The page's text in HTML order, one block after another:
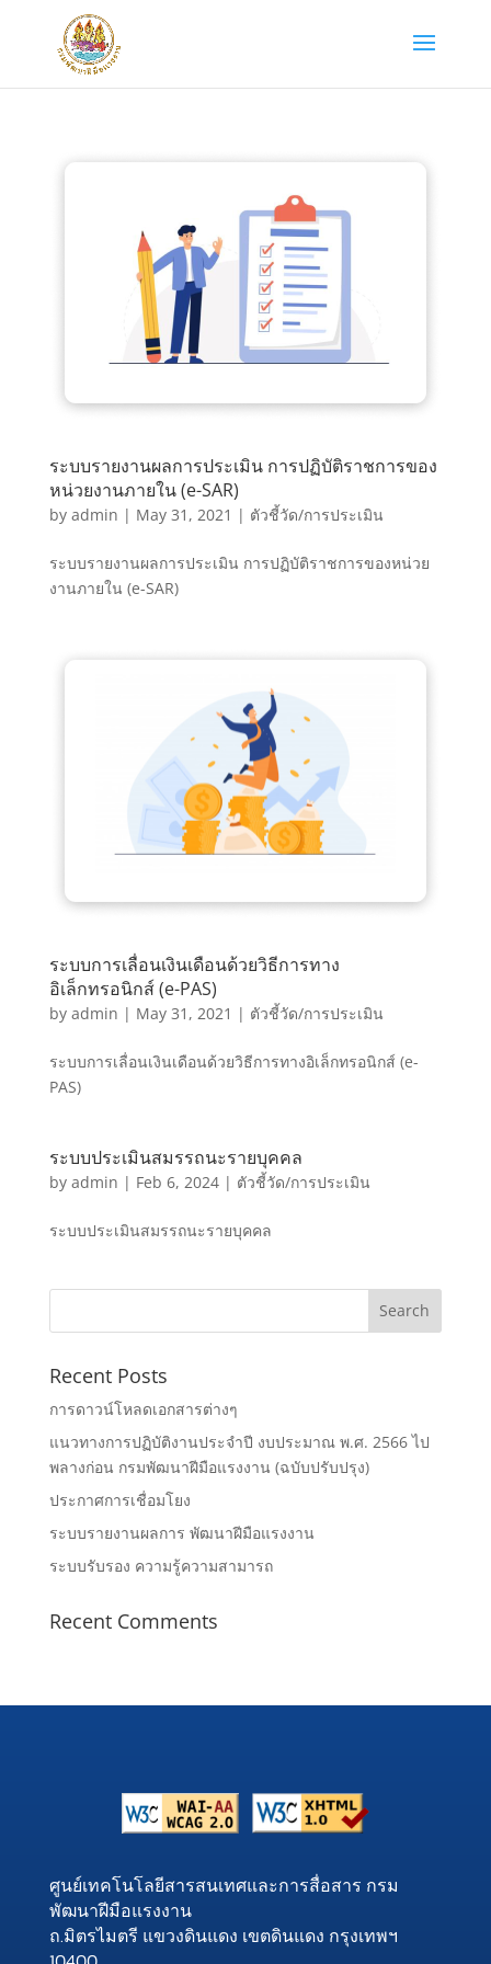
ระบบรายงานผลการประเมิน การปฏิบัติราชการของ
หน่วยงานภายใน (e-SAR)
by admin | May 31, 2021 | ตัวชี้วัด/การประเมิน
ระบบรายงานผลการประเมิน การปฏิบัติราชการของหน่วย
งานภายใน (e-SAR)
ระบบการเลื่อนเงินเดือนด้วยวิธีการทาง
อิเล็กทรอนิกส์ (e-PAS)
by admin | May 31, 2021 | ตัวชี้วัด/การประเมิน
ระบบการเลื่อนเงินเดือนด้วยวิธีการทางอิเล็กทรอนิกส์ (e-
PAS)
ระบบประเมินสมรรถนะรายบุคคล
by admin | Feb 6, 2024| ตัวชี้วัด/การประเมิน
ระบบประเมินสมรรถนะรายบุคคล
Recent Posts
การดาวน์โหลดเอกสารต่างๆ
แนวทางการปฏิบัติงานประจำปี งบประมาณ พ.ศ. 2566 ไป
พลางก่อน กรมพัฒนาฝีมือแรงงาน (ฉบับปรับปรุง)
ประกาศการเชื่อมโยง
ระบบรายงานผลการ พัฒนาฝีมือแรงงาน
ระบบรับรอง ความรู้ความสามารถ
Recent Comments
ศูนย์เทคโนโลยีสารสนเทศและการสื่อสาร กรม
พัฒนาฝีมือแรงงาน
ถ.มิตรไมตรี แขวงดินแดง เขตดินแดง กรุงเทพฯ